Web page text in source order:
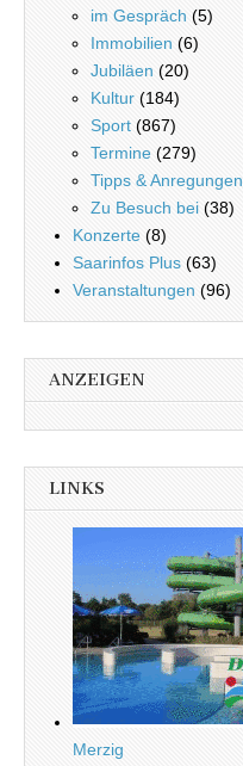
im Gespräch (5)
Immobilien (6)
Jubiläen (20)
Kultur (184)
Sport (867)
Termine (279)
Tipps & Anregungen
Zu Besuch bei (38)
Konzerte (8)
Saarinfos Plus (63)
Veranstaltungen (96)
ANZEIGEN
LINKS
Merzig